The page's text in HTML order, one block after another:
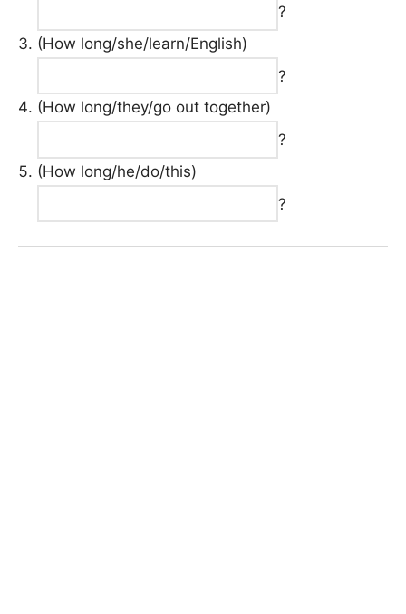
?
(How long/she/learn/English)
?
(How long/they/go out together)
?
(How long/he/do/this)
?